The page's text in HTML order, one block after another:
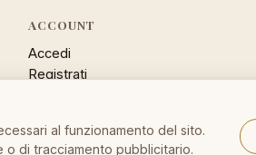
ACCOUNT
Accedi
Registrati
al funzionamento del sito.
di tracciamento pubblicitario.